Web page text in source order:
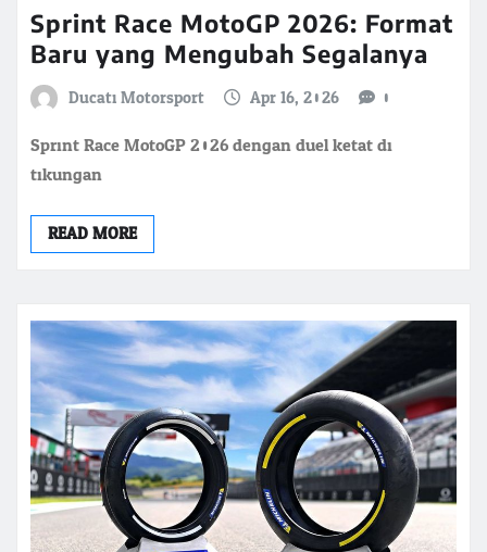
Sprint Race MotoGP 2026: Format
Baru yang Mengubah Segalanya
Ducati Motorsport Apr 16, 2026 0
Sprint Race MotoGP 2026 dengan duel ketat di
tikungan
READ MORE